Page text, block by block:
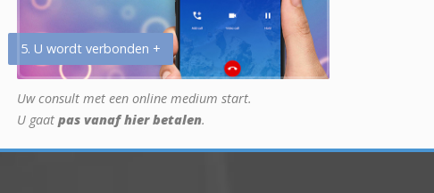
5. U wordt verbonden +
Uw consult met een online medium start.
U gaat pas vanaf hier betalen.